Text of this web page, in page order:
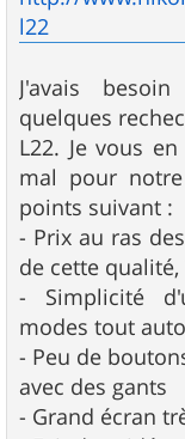
e
l22
J'avais
quelques
L22. Je vous
mal pour
points suivant :
- Prix au ras
de cette qualité,
- Simplicité
modes tout
- Peu de
avec des gants
- Grand écran